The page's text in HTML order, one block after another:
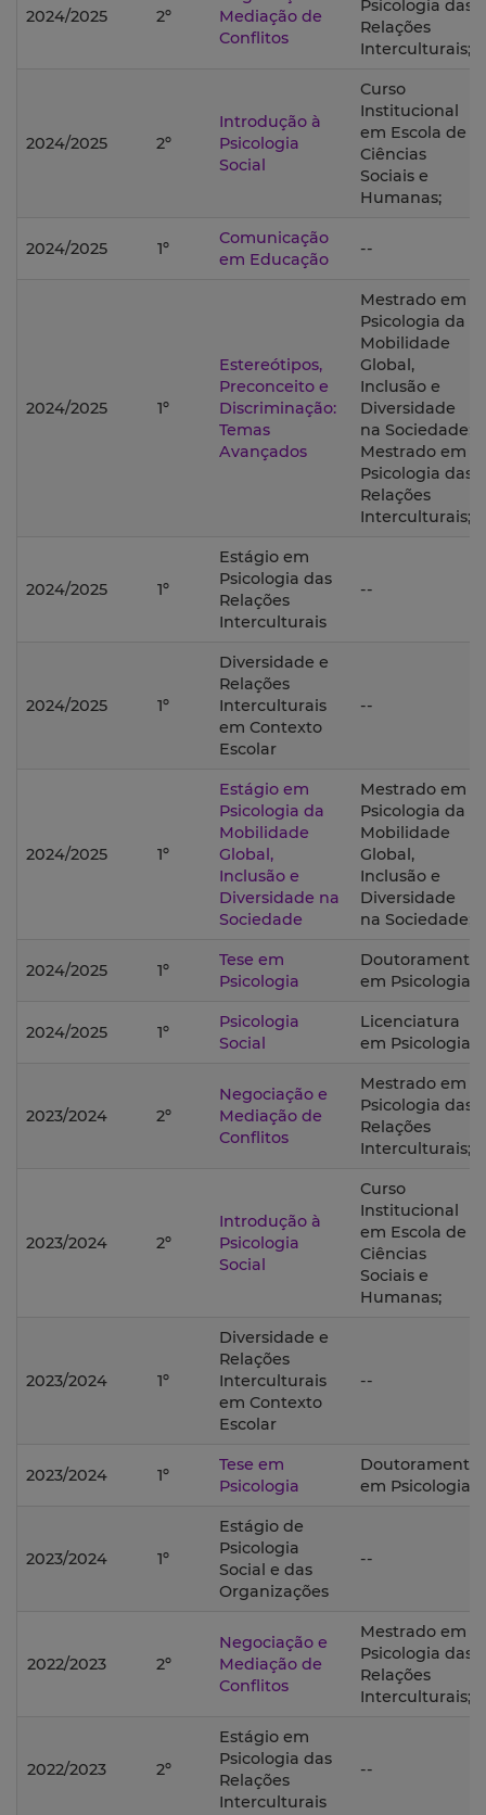
2024/2025 2º
Mediação de
Conflitos
Psicologia das
Relações
Interculturais;
2024/2025 2º
Introdução à
Psicologia
Social
Curso
Institucional
em Escola de
Ciências
Sociais e
Humanas;
2024/2025 1º
Comunicação
em Educação
--
2024/2025 1º
Estereótipos,
Preconceito e
Discriminação:
Temas
Avançados
Mestrado em
Psicologia da
Mobilidade
Global,
Inclusão e
Diversidade
na Sociedade;
Mestrado em
Psicologia das
Relações
Interculturais;
2024/2025 1º
Estágio em
Psicologia das
Relações
Interculturais
--
2024/2025 1º
Diversidade e
Relações
Interculturais
em Contexto
Escolar
--
2024/2025 1º
Estágio em
Psicologia da
Mobilidade
Global,
Inclusão e
Diversidade na
Sociedade
Mestrado em
Psicologia da
Mobilidade
Global,
Inclusão e
Diversidade
na Sociedade;
2024/2025 1º
Tese em
Psicologia
Doutoramento
em Psicologia;
2024/2025 1º
Psicologia
Social
Licenciatura
em Psicologia;
2023/2024 2º
Negociação e
Mediação de
Conflitos
Mestrado em
Psicologia das
Relações
Interculturais;
2023/2024 2º
Introdução à
Psicologia
Social
Curso
Institucional
em Escola de
Ciências
Sociais e
Humanas;
2023/2024 1º
Diversidade e
Relações
Interculturais
em Contexto
Escolar
--
2023/2024 1º
Tese em
Psicologia
Doutoramento
em Psicologia;
2023/2024 1º
Estágio de
Psicologia
Social e das
Organizações
--
2022/2023 2º
Negociação e
Mediação de
Conflitos
Mestrado em
Psicologia das
Relações
Interculturais;
2022/2023 2º
Estágio em
Psicologia das
Relações
Interculturais
--